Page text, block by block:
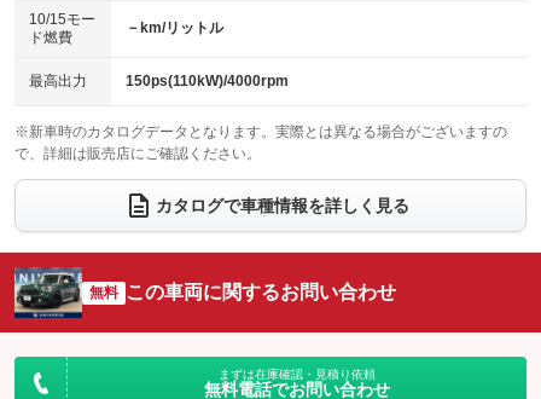
ベンチシート
：装備なし
チップアップシート
：装備なし
：装備なし ：装備あり
ウォークスルー
：装備なし
電動リアゲート フロントカメラ
：装備なし
：装備なし ：装備なし
サイドカメラ
：装備なし ルーフレール
：装備あり
：装備なし
：装備なし
10/15モー
ド燃費
－km/リットル
最高出力 150ps(110kW)/4000rpm
※新車時のカタログデータとなります。実際とは異なる場合がございますの
で、詳細は販売店にご確認ください。
カタログで車種情報を詳しく見る
無料 この車両に関するお問い合わせ
まずは在庫確認・見積り依頼
無料電話でお問い合わせ